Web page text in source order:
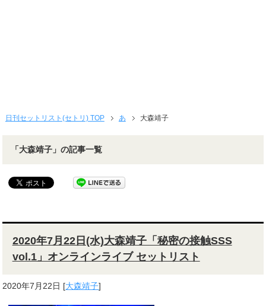
日刊セットリスト(セトリ) TOP あ 大森靖子
「大森靖子」の記事一覧
2020年7月22日(水)大森靖子「秘密の接触SSS
vol.1」オンラインライブ セットリスト
2020年7月22日 [大森靖子]